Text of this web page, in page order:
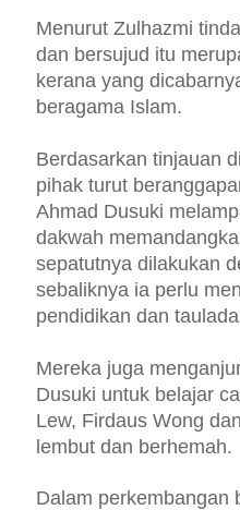
Menurut Zulhazmi
dan bersujud itu
kerana yang
beragama Islam.
Berdasarkan tinjauan
pihak turut
Ahmad Dusuki
dakwah
sepatutnya dilakukan
sebaliknya ia perlu
pendidikan dan
Mereka juga
Dusuki untuk belajar
Lew, Firdaus Wong
lembut dan berhemah.
Dalam perkembangan